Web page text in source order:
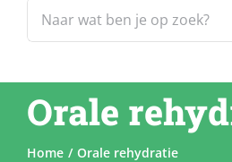
naar:
Webshop
Blog
Orale
Home Orale rehydratie